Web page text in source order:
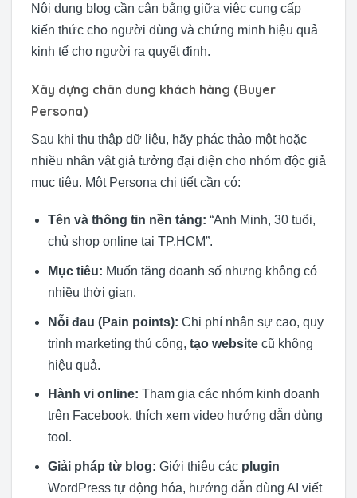
Nội dung blog cần cân bằng giữa việc cung cấp
kiến thức cho người dùng và chứng minh hiệu quả
kinh tế cho người ra quyết định.
Xây dựng chân dung khách hàng (Buyer
Persona)
Sau khi thu thập dữ liệu, hãy phác thảo một hoặc
nhiều nhân vật giả tưởng đại diện cho nhóm độc giả
mục tiêu. Một Persona chi tiết cần có:
Tên và thông tin nền tảng: “Anh Minh, 30 tuổi,
chủ shop online tại TP.HCM”.
Mục tiêu: Muốn tăng doanh số nhưng không có
nhiều thời gian.
Nỗi đau (Pain points): Chi phí nhân sự cao, quy
trình marketing thủ công, tạo websitecũ không
hiệu quả.
Hành vi online: Tham gia các nhóm kinh doanh
trên Facebook, thích xem video hướng dẫn dùng
tool.
Giải pháp từ blog: Giới thiệu các plugin
WordPress tự động hóa, hướng dẫn dùng AI viết